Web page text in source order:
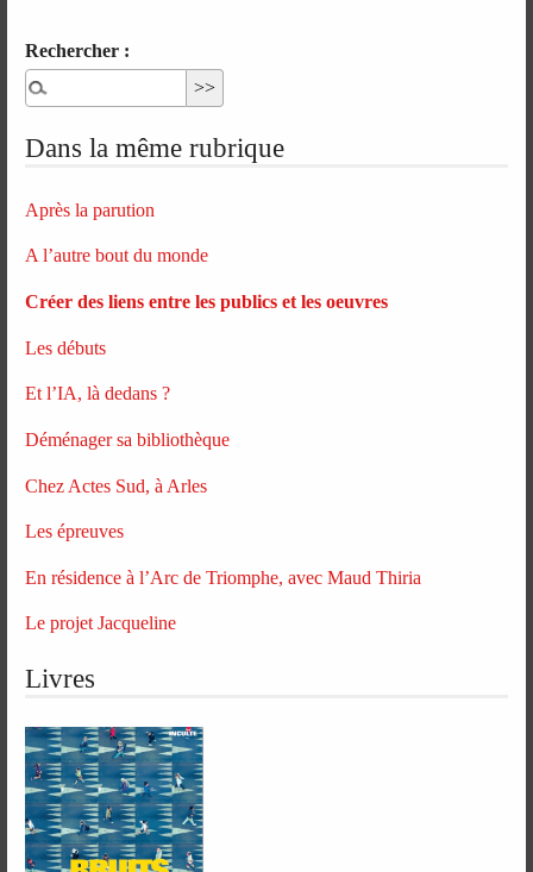
Rechercher :
Dans la même rubrique
Après la parution
A l’autre bout du monde
Créer des liens entre les publics et les oeuvres
Les débuts
Et l’IA, là dedans ?
Déménager sa bibliothèque
Chez Actes Sud, à Arles
Les épreuves
En résidence à l’Arc de Triomphe, avec Maud Thiria
Le projet Jacqueline
Livres